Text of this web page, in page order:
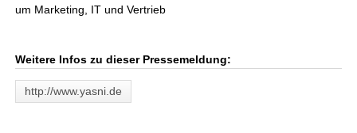
um Marketing, IT und Vertrieb
Weitere Infos zu dieser Pressemeldung:
http://www.yasni.de